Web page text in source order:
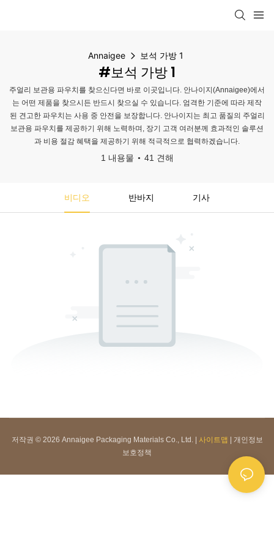
Annaigee 보석 가방 1
#보석 가방 1
주얼리 보관용 파우치를 찾으신다면 바로 이곳입니다. 안나이지(Annaigee)에서
는 어떤 제품을 찾으시든 반드시 찾으실 수 있습니다. 엄격한 기준에 따라 제작
된 견고한 파우치는 사용 중 안전을 보장합니다. 안나이지는 최고 품질의 주얼리
보관용 파우치를 제공하기 위해 노력하며, 장기 고객 여러분께 효과적인 솔루션
과 비용 절감 혜택을 제공하기 위해 적극적으로 협력하겠습니다.
1 내용물 41 견해
비디오 반바지 기사
저작권 © 2026 Annaigee Packaging Materials Co., Ltd. | 사이트맵 | 개인정보
보호정책